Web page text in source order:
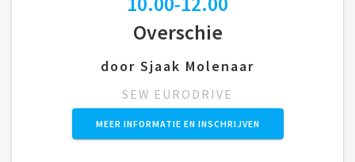
Overschie
door Sjaak Molenaar
SEW EURODRIVE
MEER INFORMATIE EN INSCHRIJVEN